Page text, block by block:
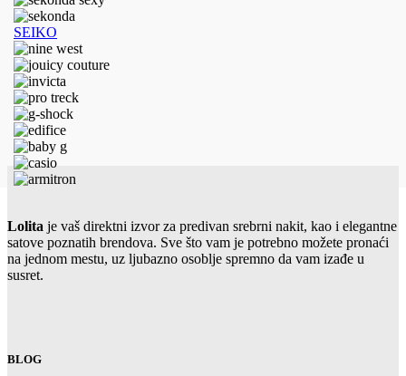
SEIKO
Lolita je vaš direktni izvor za predivan srebrni nakit, kao i elegantne
satove poznatih brendova. Sve što vam je potrebno možete pronaći
na jednom mestu, uz ljubazno osoblje spremno da vam izađe u
susret.
BLOG